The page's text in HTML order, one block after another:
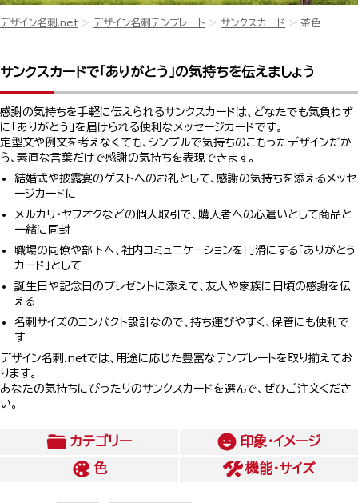
デザイン名刺.net デザイン名刺テンプレート サンクスカード 茶色
サンクスカードで「ありがとう」の気持ちを伝えましょう
感謝の気持ちを手軽に伝えられるサンクスカードは、どなたでも気負わず
に「ありがとう」を届けられる便利なメッセージカードです。
定型文や例文を考えなくても、シンプルで気持ちのこもったデザインだか
ら、素直な言葉だけで感謝の気持ちを表現できます。
結婚式や披露宴のゲストへのお礼として、感謝の気持ちを添えるメッセ
ージカードに
メルカリ・ヤフオクなどの個人取引で、購入者への心遣いとして商品と
一緒に同封
職場の同僚や部下へ、社内コミュニケーションを円滑にする「ありがとう
カード」として
誕生日や記念日のプレゼントに添えて、友人や家族に日頃の感謝を伝
える
名刺サイズのコンパクト設計なので、持ち運びやすく、保管にも便利で
す
デザイン名刺.netでは、用途に応じた豊富なテンプレートを取り揃えてお
ります。
あなたの気持ちにぴったりのサンクスカードを選んで、ぜひご注文くださ
い。
カテゴリー
印象・イメージ
色
機能・サイズ